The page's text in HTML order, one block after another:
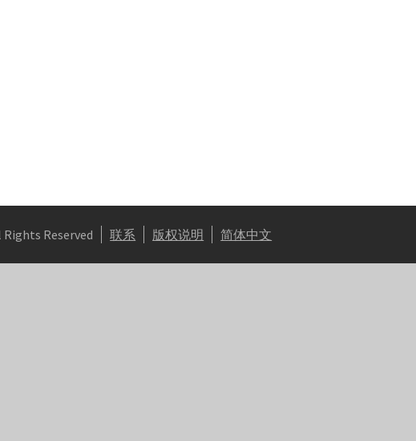
Reserved 联系 版权说明 简体中文